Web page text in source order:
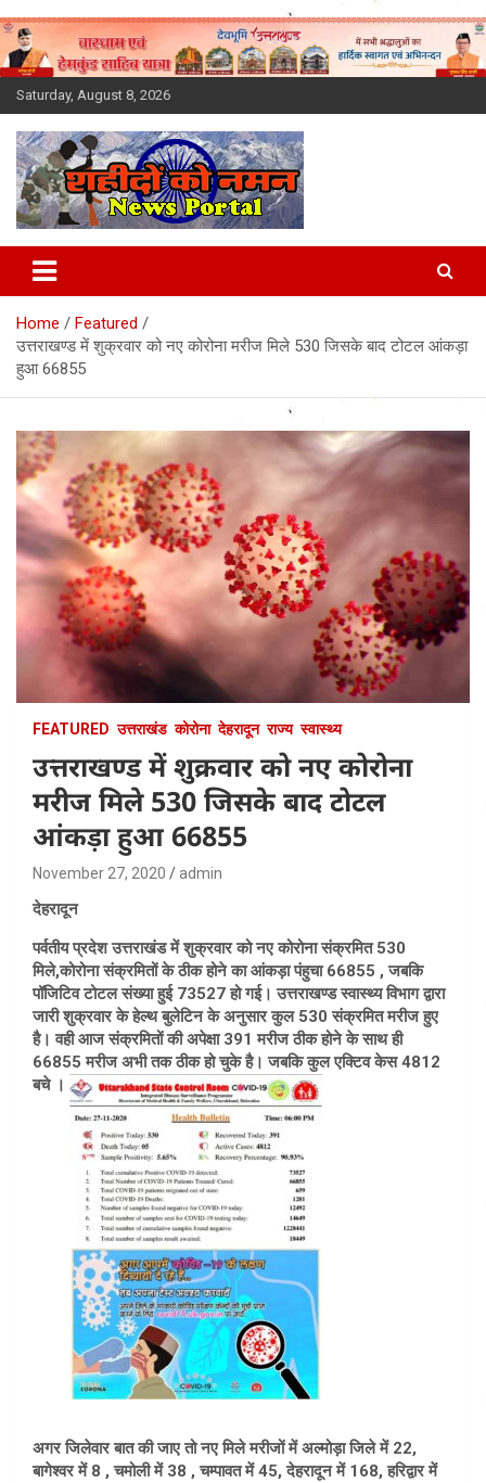
Skip
to
content
Saturday, August 8, 2026
Latest News Today, Breaking
News, Uttarakhand News in
Hindi
Home
Featured
उत्तराखण्ड में शुक्रवार को नए कोरोना मरीज मिले 530 जिसके बाद टोटल आंकड़ा
हुआ 66855
FEATURED उत्तराखंड कोरोना देहरादून राज्य स्वास्थ्य
उत्तराखण्ड में शुक्रवार को नए कोरोना
मरीज मिले 530 जिसके बाद टोटल
आंकड़ा हुआ 66855
November 27, 2020 admin
देहरादून
पर्वतीय प्रदेश उत्तराखंड में शुक्रवार को नए कोरोना संक्रमित 530
मिले,कोरोना संक्रमितों के ठीक होने का आंकड़ा पंहुचा 66855 , जबकि
पॉजिटिव टोटल संख्या हुई 73527 हो गई। उत्तराखण्ड स्वास्थ्य विभाग द्वारा
जारी शुक्रवार के हेल्थ बुलेटिन के अनुसार कुल 530 संक्रमित मरीज हुए
है। वही आज संक्रमितों की अपेक्षा 391 मरीज ठीक होने के साथ ही
66855 मरीज अभी तक ठीक हो चुके है। जबकि कुल एक्टिव केस 4812
बचे ।
अगर जिलेवार बात की जाए तो नए मिले मरीजों में अल्मोड़ा जिले में 22,
बागेश्वर में 8 , चमोली में 38 , चम्पावत में 45, देहरादून में 168, हरिद्वार में